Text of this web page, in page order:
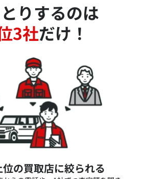
りするのは
3社だけ！
の買取店に絞られる